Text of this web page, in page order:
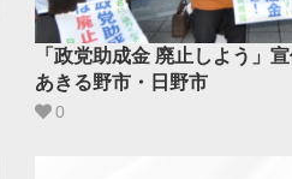
「政党助成金 廃止しよう」
あきる野市・日野市
0